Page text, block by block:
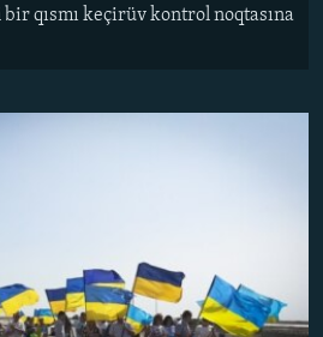
bir qısmı keçirüv kontrol noqtasına